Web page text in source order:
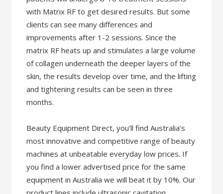
with Matrix RF to get desired results. But some
clients can see many differences and
improvements after 1-2 sessions. Since the
matrix RF heats up and stimulates a large volume
of collagen underneath the deeper layers of the
skin, the results develop over time, and the lifting
and tightening results can be seen in three
months.
Beauty Equipment Direct, you’ll find Australia’s
most innovative and competitive range of beauty
machines at unbeatable everyday low prices. If
you find a lower advertised price for the same
equipment in Australia we will beat it by 10%. Our